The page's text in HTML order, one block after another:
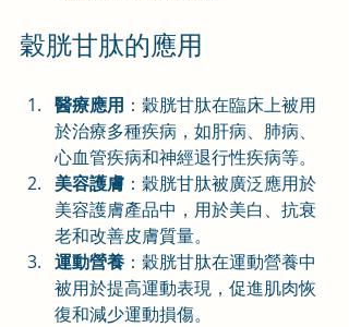
穀胱甘肽的應用
醫療應用 ：穀胱甘肽在臨床上被用
於治療多種疾病，如肝病、肺病、
心血管疾病和神經退行性疾病等。
美容護膚 ：穀胱甘肽被廣泛應用於
美容護膚產品中，用於美白、抗衰
老和改善皮膚質量。
運動營養 ：穀胱甘肽在運動營養中
被用於提高運動表現，促進肌肉恢
復和減少運動損傷。